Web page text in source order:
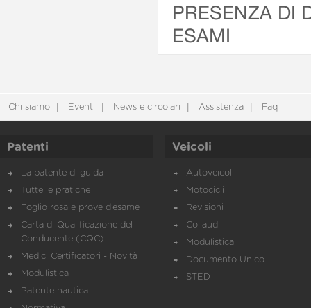
PRESENZA DI
ESAMI
Chi siamo Eventi News e circolari Assistenza Faq
Patenti
La patente di guida
Tutte le pratiche
Foglio rosa e prove d’esame
Carta di Qualificazione del
Conducente (CQC)
Medici Certificatori - Novità
Modulistica
Patente nautica
Veicoli
Autoveicoli
Motocicli
Revisioni
Collaudi
Modulistica
Documento Unico
STED